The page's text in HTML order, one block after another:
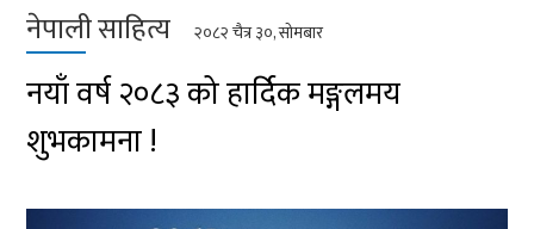
नेपाली साहित्य २०८२ चैत्र ३०, सोमबार
नयाँ वर्ष २०८३ को हार्दिक मङ्गलमय
शुभकामना !